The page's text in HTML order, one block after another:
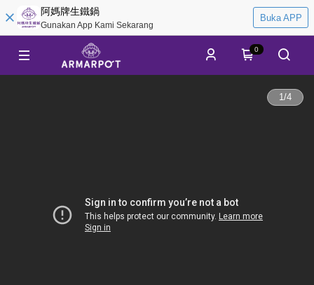
阿媽牌生鐵鍋
Gunakan App Kami Sekarang
Buka APP
0
1/4